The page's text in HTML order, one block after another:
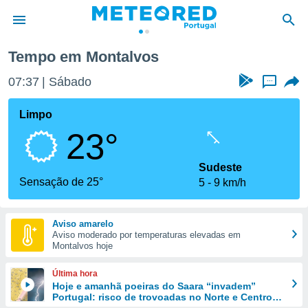
da
foi
fornecidas
a este
das
e
forma
digital
Tempo em Montalvos
07:37 Sábado ...
Limpo
23°
Sensação de 25°
Sudeste
5
9 km/h
Aviso amarelo
Aviso moderado por temperaturas elevadas em
Montalvos hoje
Última hora
Hoje e amanhã poeiras do Saara “invadem”
Portugal: risco de trovoadas no Norte e Centro